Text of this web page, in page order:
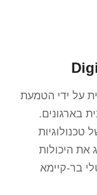
על ידי הטמעת
בארגונים.
טכנולוגיות
היכולות
בר-קיימא